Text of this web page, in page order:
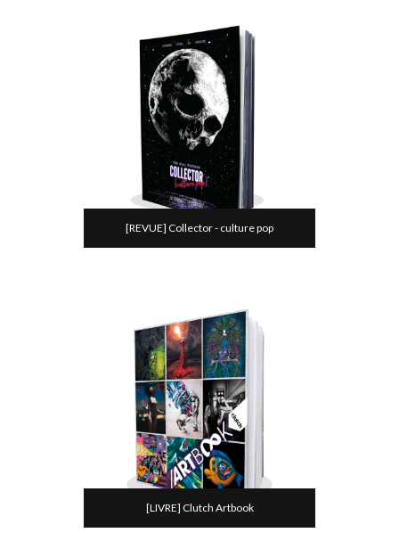
[REVUE] Collector - culture pop
[LIVRE] Clutch Artbook